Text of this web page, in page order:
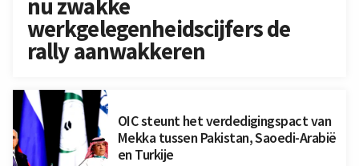
nu zwakke
werkgelegenheidscijfers de
rally aanwakkeren
OIC steunt het verdedigingspact van
Mekka tussen Pakistan, Saoedi-Arabië
en Turkije